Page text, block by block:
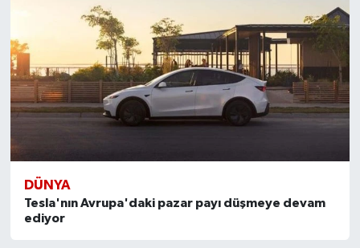
DÜNYA
Tesla'nın Avrupa'daki pazar payı düşmeye devam
ediyor